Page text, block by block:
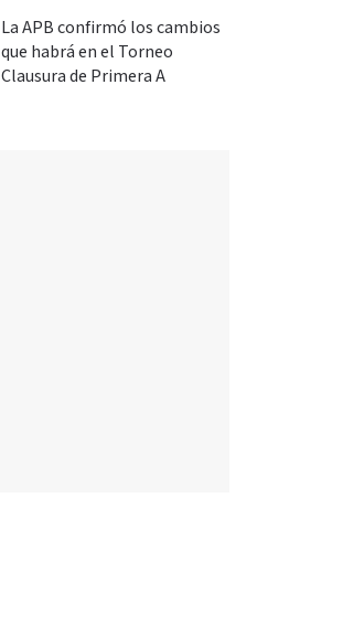
La APB confirmó los cambios
que habrá en el Torneo
Clausura de Primera A